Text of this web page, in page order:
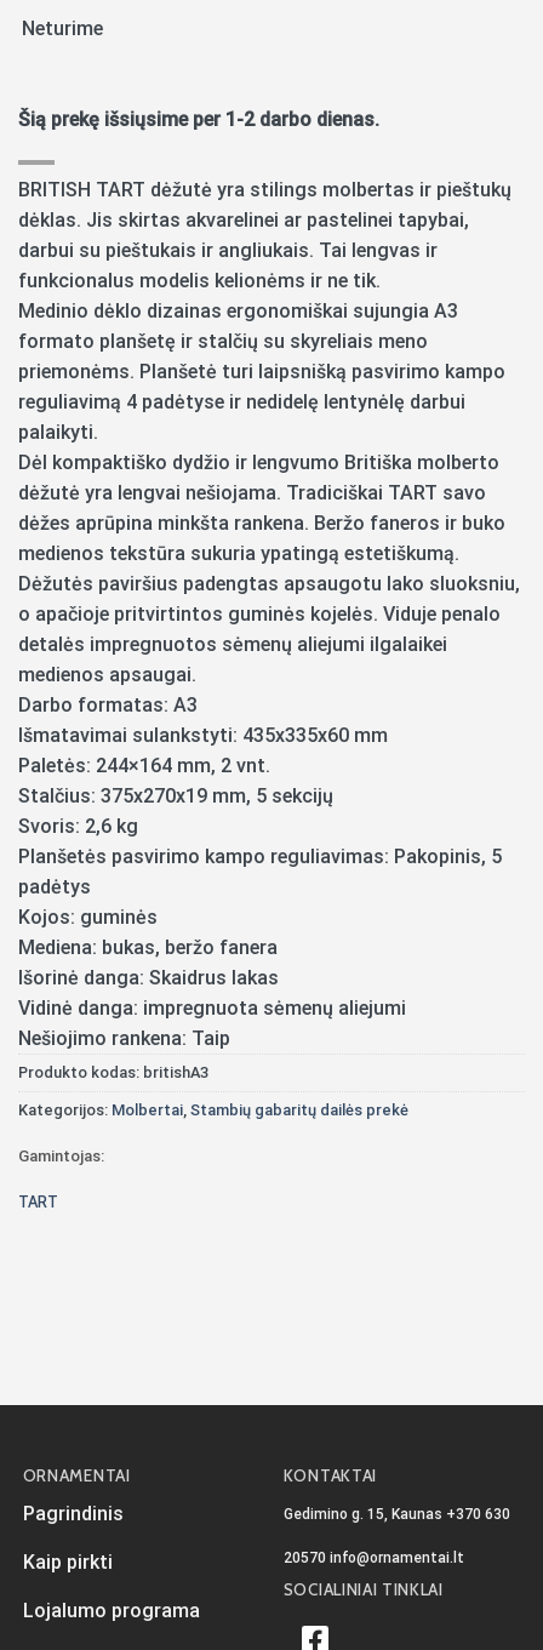
Neturime
Šią prekę išsiųsime per 1-2 darbo dienas.
BRITISH TART dėžutė yra stilings molbertas ir pieštukų
dėklas. Jis skirtas akvarelinei ar pastelinei tapybai,
darbui su pieštukais ir angliukais. Tai lengvas ir
funkcionalus modelis kelionėms ir ne tik.
Medinio dėklo dizainas ergonomiškai sujungia A3
formato planšetę ir stalčių su skyreliais meno
priemonėms. Planšetė turi laipsnišką pasvirimo kampo
reguliavimą 4 padėtyse ir nedidelę lentynėlę darbui
palaikyti.
Dėl kompaktiško dydžio ir lengvumo Britiška molberto
dėžutė yra lengvai nešiojama. Tradiciškai TART savo
dėžes aprūpina minkšta rankena. Beržo faneros ir buko
medienos tekstūra sukuria ypatingą estetiškumą.
Dėžutės paviršius padengtas apsaugotu lako sluoksniu,
o apačioje pritvirtintos guminės kojelės. Viduje penalo
detalės impregnuotos sėmenų aliejumi ilgalaikei
medienos apsaugai.
Darbo formatas: A3
Išmatavimai sulankstyti: 435x335x60 mm
Paletės: 244×164 mm, 2 vnt.
Stalčius: 375x270x19 mm, 5 sekcijų
Svoris: 2,6 kg
Planšetės pasvirimo kampo reguliavimas: Pakopinis, 5
padėtys
Kojos: guminės
Mediena: bukas, beržo fanera
Išorinė danga: Skaidrus lakas
Vidinė danga: impregnuota sėmenų aliejumi
Nešiojimo rankena: Taip
Produkto kodas: britishA3
Kategorijos: Molbertai, Stambių gabaritų dailės prekė
Gamintojas:
TART
ORNAMENTAI
Pagrindinis
Kaip pirkti
Lojalumo programa
KONTAKTAI
Gedimino g. 15, Kaunas +370 630
20570 info@ornamentai.lt
SOCIALINIAI TINKLAI